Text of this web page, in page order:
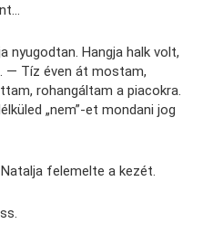
nyugodtan. Hangja halk volt,
— Tíz éven át mostam,
rohangáltam a piacokra.
„nem”-et mondani jog
felemelte a kezét.